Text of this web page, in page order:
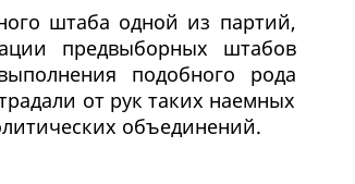
штаба одной из партий,
предвыборных штабов
подобного рода
от рук таких наемных
объединений.